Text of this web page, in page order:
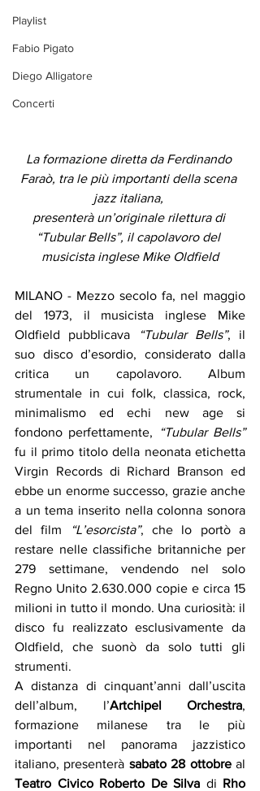
Playlist
Fabio Pigato
Diego Alligatore
Concerti
La formazione diretta da Ferdinando
Faraò, tra le più importanti della scena
jazz italiana,
presenterà un’originale rilettura di
“Tubular Bells”, il capolavoro del
musicista inglese Mike Oldfield
MILANO - Mezzo secolo fa, nel maggio
del 1973, il musicista inglese Mike
Oldfield pubblicava
“Tubular Bells”, il
suo disco d’esordio, considerato dalla
critica un capolavoro. Album
strumentale in cui folk, classica, rock,
minimalismo ed echi new age si
fondono perfettamente,
“Tubular Bells”
fu il primo titolo della neonata etichetta
Virgin Records di Richard Branson ed
ebbe un enorme successo, grazie anche
a un tema inserito nella colonna sonora
del film
“L’esorcista”, che lo portò a
restare nelle classifiche britanniche per
279 settimane, vendendo nel solo
Regno Unito 2.630.000 copie e circa 15
milioni in tutto il mondo. Una curiosità: il
disco fu realizzato esclusivamente da
Oldfield, che suonò da solo tutti gli
strumenti.
A distanza di cinquant’anni dall’uscita
dell’album, l’Artchipel Orchestra,
formazione milanese tra le più
importanti nel panorama jazzistico
italiano, presenterà sabato 28 ottobre
Teatro Civico Roberto De Silva di Rho